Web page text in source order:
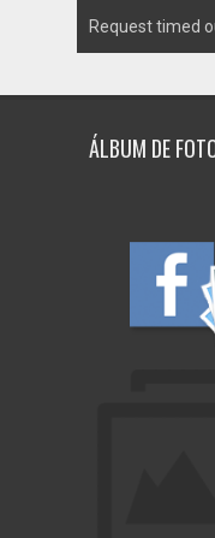
Request timed
ÁLBUM DE